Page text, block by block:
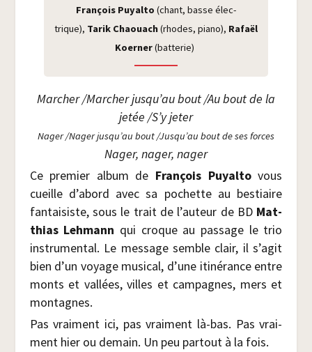
Fran­çois Puyal­to (chant, basse élec­
trique), Tarik Chaouach(rhodes, pia­no), Rafaël
Koer­ner(bat­te­rie)
Mar­cher /​Mar­cher jusqu’au bout /​Au bout de la
jetée /​S’y jeter
Nager /​Nager jusqu’au bout /​Jusqu’au bout de ses forces
Nager, nager, nager
Ce pre­mier album de Fran­çois Puyal­tovous
cueille d’abord avec sa pochette au bes­tiaire
fan­tai­siste, sous le trait de l’auteur de BD Mat­
thias Leh­mann qui croque au pas­sage le trio
ins­tru­men­tal. Le mes­sage semble clair, il s’agit
bien d’un voyage musi­cal, d’une iti­né­rance entre
monts et val­lées, villes et cam­pagnes, mers et
montagnes.
Pas vrai­ment ici, pas vrai­ment là-bas. Pas vrai­
ment hier ou demain. Un peu par­tout à la fois.